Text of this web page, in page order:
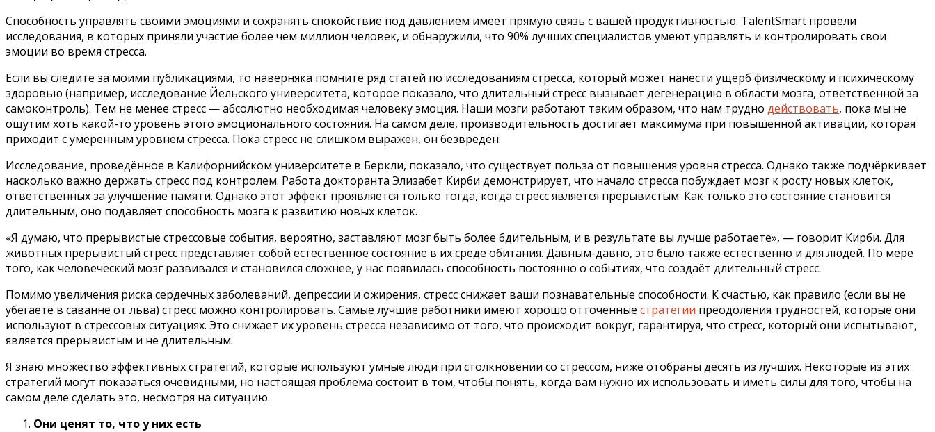
Способность управлять своими эмоциями и сохранять спокойствие под давлением имеет прямую связь с вашей продуктивностью. TalentSmart провели
исследования, в которых приняли участие более чем миллион человек, и обнаружили, что 90% лучших специалистов умеют управлять и контролировать свои
эмоции во время стресса.
Если вы следите за моими публикациями, то наверняка помните ряд статей по исследованиям стресса, который может нанести ущерб физическому и психическому
здоровью (например, исследование Йельского университета, которое показало, что длительный стресс вызывает дегенерацию в области мозга, ответственной за
самоконтроль). Тем не менее стресс — абсолютно необходимая человеку эмоция. Наши мозги работают таким образом, что нам трудно действовать, пока мы не
ощутим хоть какой-то уровень этого эмоционального состояния. На самом деле, производительность достигает максимума при повышенной активации, которая
приходит с умеренным уровнем стресса. Пока стресс не слишком выражен, он безвреден.
Исследование, проведённое в Калифорнийском университете в Беркли, показало, что существует польза от повышения уровня стресса. Однако также подчёркивает
насколько важно держать стресс под контролем. Работа докторанта Элизабет Кирби демонстрирует, что начало стресса побуждает мозг к росту новых клеток,
ответственных за улучшение памяти. Однако этот эффект проявляется только тогда, когда стресс является прерывистым. Как только это состояние становится
длительным, оно подавляет способность мозга к развитию новых клеток.
«Я думаю, что прерывистые стрессовые события, вероятно, заставляют мозг быть более бдительным, и в результате вы лучше работаете», — говорит Кирби. Для
животных прерывистый стресс представляет собой естественное состояние в их среде обитания. Давным-давно, это было также естественно и для людей. По мере
того, как человеческий мозг развивался и становился сложнее, у нас появилась способность постоянно о событиях, что создаёт длительный стресс.
Помимо увеличения риска сердечных заболеваний, депрессии и ожирения, стресс снижает ваши познавательные способности. К счастью, как правило (если вы не
убегаете в саванне от льва) стресс можно контролировать. Самые лучшие работники имеют хорошо отточенные стратегии преодоления трудностей, которые они
используют в стрессовых ситуациях. Это снижает их уровень стресса независимо от того, что происходит вокруг, гарантируя, что стресс, который они испытывают,
является прерывистым и не длительным.
Я знаю множество эффективных стратегий, которые используют умные люди при столкновении со стрессом, ниже отобраны десять из лучших. Некоторые из этих
стратегий могут показаться очевидными, но настоящая проблема состоит в том, чтобы понять, когда вам нужно их использовать и иметь силы для того, чтобы на
самом деле сделать это, несмотря на ситуацию.
Они ценят то, что у них есть